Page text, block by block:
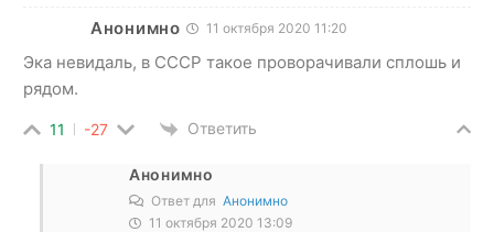
Анонимно 11 октября 2020 11:20
Эка невидаль, в СССР такое проворачивали сплошь и
рядом.
11 -27 Ответить
Анонимно
Ответ для Анонимно
11 октября 2020 13:09